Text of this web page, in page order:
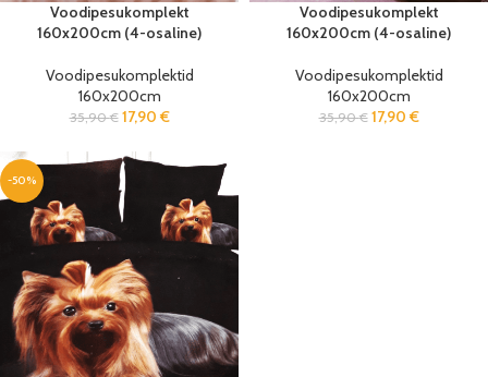
Voodipesukomplekt
160x200cm (4-osaline)
Voodipesukomplektid
160x200cm
35,90€ 17,90 €
Voodipesukomplekt
160x200cm (4-osaline)
Voodipesukomplektid
160x200cm
35,90€ 17,90 €
-50%